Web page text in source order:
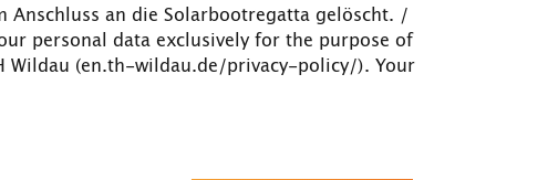
Anschluss an die Solarbootregatta gelöscht. /
personal data exclusively for the purpose of
Wildau (en.th-wildau.de/privacy-policy/). Your